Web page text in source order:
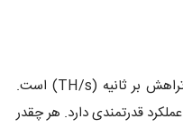
هش ریت و قدرت پردازش۱۷۰ تا ۱۹۰ تراهش بر ثانیه (TH/s) است.
قدرتمندی دارد. هر چقدر